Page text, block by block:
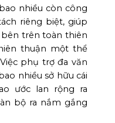
nhiều còn công
riêng biệt, giúp
trên toàn thiên
thuận một thể
phụ trợ đa văn
nhiều sở hữu cái
ước lan rộng ra
bộ ra nắm gắng